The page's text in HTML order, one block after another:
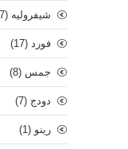
شيفروليه (17)
فورد (17)
جمس (8)
دودج (7)
رينو (1)